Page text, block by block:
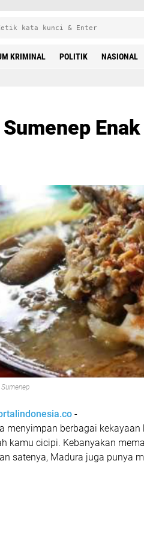
KRIMINAL POLITIK NASIONAL
-
menyimpan berbagai
kamu cicipi. Kebanyakan
satenya, Madura juga punya